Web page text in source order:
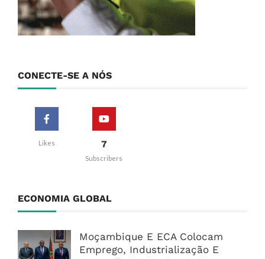
CONECTE-SE A NÓS
Likes 7
Subscribers
ECONOMIA GLOBAL
Moçambique E ECA Colocam
Emprego, Industrialização E